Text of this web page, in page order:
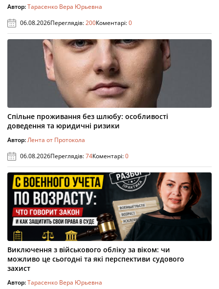
Автор:Тарасенко Вера Юрьевна
06.08.2026Переглядів:200Коментарі:0
Спільне проживання без шлюбу: особливості
доведення та юридичні ризики
Автор:Лента от Протокола
06.08.2026Переглядів:74Коментарі:0
Виключення з військового обліку за віком: чи
можливо це сьогодні та які перспективи судового
захист
Автор:Тарасенко Вера Юрьевна